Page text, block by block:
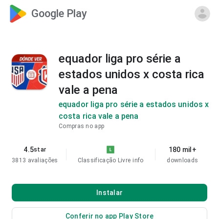
Google Play
equador liga pro série a
estados unidos x costa rica
vale a pena
equador liga pro série a estados unidos x
costa rica vale a pena
Compras no app
4.5star
3813 avaliações
Classificação Livre info
180 mil+
downloads
Instalar
Conferir no app Play Store